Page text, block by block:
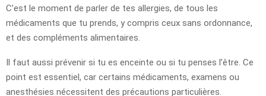
C’est le moment de parler de tes allergies, de tous les
médicaments que tu prends, y compris ceux sans ordonnance,
et des compléments alimentaires.
Il faut aussi prévenir si tu es enceinte ou si tu penses l’être. Ce
point est essentiel, car certains médicaments, examens ou
anesthésies nécessitent des précautions particulières.